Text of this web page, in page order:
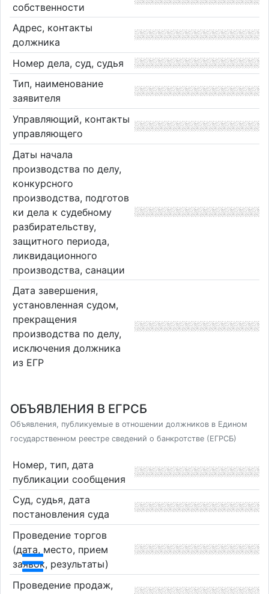
собственности
Адрес, контакты
должника
Номер дела, суд, судья
Тип, наименование
заявителя
Управляющий, контакты
управляющего
Даты начала
производства по делу,
конкурсного
производства, подготов
ки дела к судебному
разбирательству,
защитного периода,
ликвидационного
производства, санации
Дата завершения,
установленная судом,
прекращения
производства по делу,
исключения должника
из ЕГР
ОБЪЯВЛЕНИЯ В ЕГРСБ
Объявления, публикуемые в отношении должников в Едином
государственном реестре сведений о банкротстве (ЕГРСБ)
Номер, тип, дата
публикации сообщения
Суд, судья, дата
постановления суда
Проведение торгов
(дата, место, прием
заявок, результаты)
Проведение продаж,